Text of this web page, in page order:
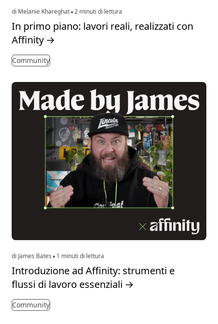
di Melanie Khareghat 2 minuti di lettura
In primo piano: lavori reali, realizzati con
Affinity →
Community
di James Bates 1 minuti di lettura
Introduzione ad Affinity: strumenti e
flussi di lavoro essenziali →
Community